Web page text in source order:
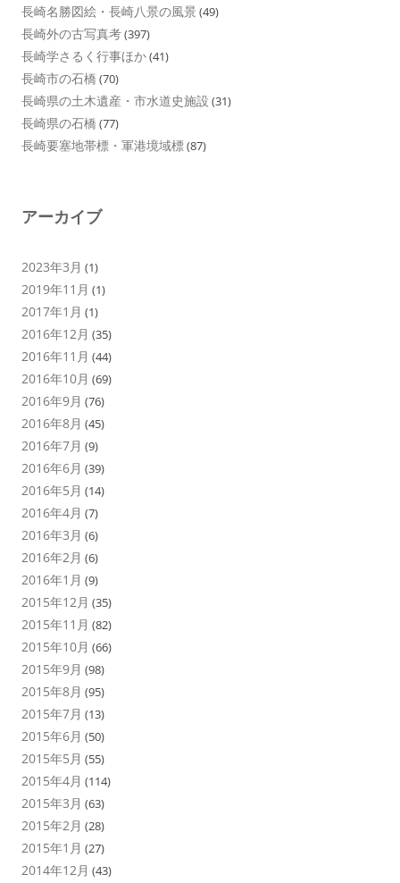
長崎名勝図絵・長崎八景の風景 (49)
長崎外の古写真考(397)
長崎学さるく行事ほか(41)
長崎市の石橋 (70)
長崎県の土木遺産・市水道史施設 (31)
長崎県の石橋 (77)
長崎要塞地帯標・軍港境域標(87)
アーカイブ
2023年3月 (1)
2019年11月 (1)
2017年1月 (1)
2016年12月 (35)
2016年11月 (44)
2016年10月 (69)
2016年9月 (76)
2016年8月 (45)
2016年7月 (9)
2016年6月 (39)
2016年5月 (14)
2016年4月 (7)
2016年3月 (6)
2016年2月 (6)
2016年1月 (9)
2015年12月 (35)
2015年11月 (82)
2015年10月 (66)
2015年9月 (98)
2015年8月 (95)
2015年7月 (13)
2015年6月 (50)
2015年5月 (55)
2015年4月 (114)
2015年3月 (63)
2015年2月 (28)
2015年1月 (27)
2014年12月 (43)